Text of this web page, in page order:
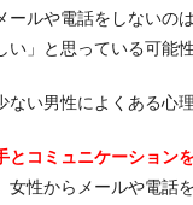
ールや電話をしないの
」と思っている可能
ない男性によくある心理
とコミュニケーション
女性からメールや電話